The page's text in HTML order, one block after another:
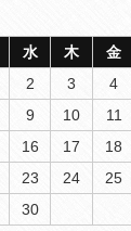
水 木 金
2 3 4
9 10 11
16 17 18
23 24 25
30